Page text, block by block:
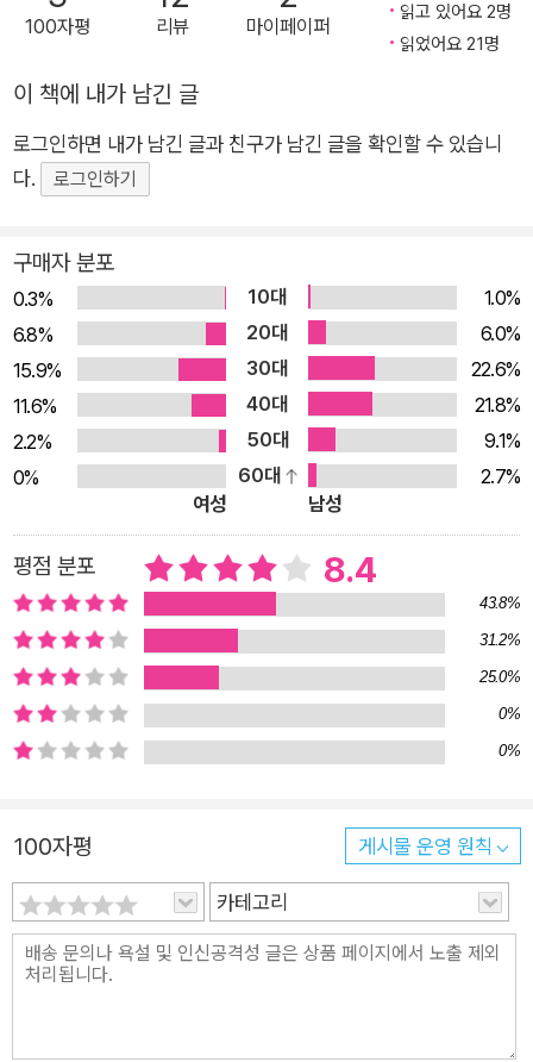
수첩>이다. 이 책은 장강처럼 흐르는 <사기>의 세계에서 3백여
편의 명언을 뽑아 그 명언이 나온 역사적 배경과 간취할 수 있는
통찰력을 현대적 사유 속에 담아낸 것이다. 처세의 규범에 따라
장을 구별해놓음으로써 아무 곳을 펼쳐서 읽어도 그 역사적 풍미
와 통찰력을 독립적으로 느낄 수 있게 해놓았다. 이 책이 고전을
활용한 어록 류의 책과 차별점을 갖는 부분은 고전의 실용적 가치
다. 현대인의 뺨을 치는 현대성, 그것이 이 책이 출간되어 나온 진
정한 이유이기도 하다. 이 책의 풍성한 어록은 다양하다. 경구도
있고 격언도 있으며 우언도 있다. 때로는 민가도 있고 속담도 있
고 속어도 있다. 춘추전국시대를 주축으로 하는 격변의 상황 속에
서 탄생된 ‘열전列傳’의 어록들, 제후들의 이야기를 담은 ‘세가世
家’와 제왕들의 이야기인 ‘본기本紀’의 어록들이 주축을 이룬다.
<사기>는 인물백과사전이라 할 만한데, 시대를 풍미한 자들은
왕후장상만이 아니고 제도권 안에만 있는 것이 아니며, 시대에 큰
족적을 남긴 자들만을 의미하는 것이 아니다. 상인과 촌부와 여관
의 심부름꾼까지도 자신의 영역에서 통찰을 남겼다. 조정의 권좌
에 있는 자들을 빗대는 은자들의 말에는 냉소가 배어 있고, 청렴
하고도 엄격한 자세를 견지하는 관리들의 말에는 혼탁한 세상을
바로잡으려는 위엄이 서려 있다. 흔히 골계가라고 불리는 자들의
말에는 그 웃음에 섞여 있는 특유의 풍자가 일품이고, 자객들의
말에는 시대를 품고 살아가는 비장감이 서려 있다. 유가의 말에는
초월한 삶의 여유가 엿보이고, 종횡가들의 말은 상대를 설득시키
려 온 힘을 다하는 심리술이 일품이다. 물론 <사기>의 어록에서
가장 백미를 이루는 것은 ‘태사공왈’로 대변되는 사마천 자신의
말이다. 그는 이런 모든 인물을 다루면서 그들의 내면으로 파고들
어가 누에가 실을 잣듯이 자신만의 말로 승화시켜 굳건하고도 독
100자평 리뷰 마이페이퍼
읽고 있어요 2명
읽었어요 21명
이 책에 내가 남긴 글
로그인하면 내가 남긴 글과 친구가 남긴 글을 확인할 수 있습니
다.
로그인하기
구매자 분포
0.3% 10대
1.0%
6.8%
20대
6.0%
15.9%
30대
22.6%
11.6%
40대
21.8%
2.2%
50대
9.1%
0%
60대
2.7%
여성
남성
평점 분포 8.4
43.8%
31.2%
25.0%
0%
0%
100자평 게시물 운영 원칙
카테고리